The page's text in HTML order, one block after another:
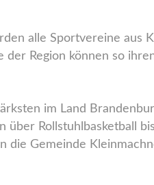
alle Sportvereine aus
Region können so
im Land
über Rollstuhlbasketball
die Gemeinde